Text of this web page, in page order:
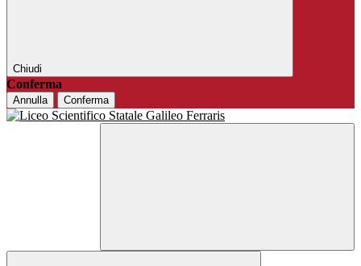
Chiudi
Conferma
Annulla Conferma